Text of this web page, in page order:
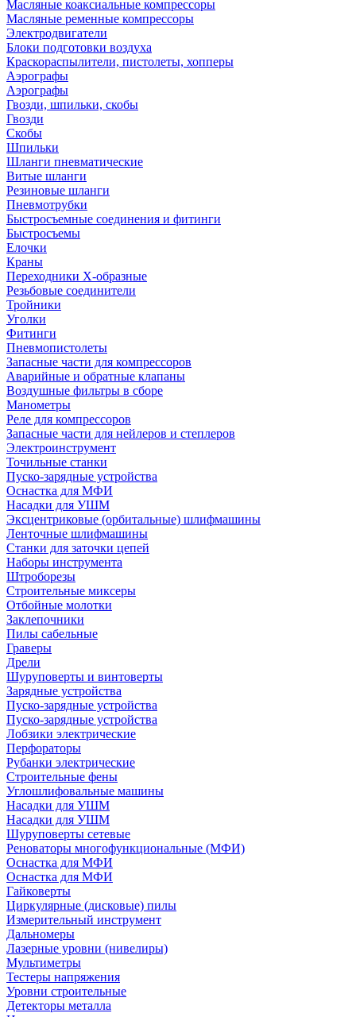
Масляные коаксиальные компрессоры
Масляные ременные компрессоры
Электродвигатели
Блоки подготовки воздуха
Краскораспылители, пистолеты, хопперы
Аэрографы
Аэрографы
Гвозди, шпильки, скобы
Гвозди
Скобы
Шпильки
Шланги пневматические
Витые шланги
Резиновые шланги
Пневмотрубки
Быстросъемные соединения и фитинги
Быстросъемы
Елочки
Краны
Переходники Х-образные
Резьбовые соединители
Тройники
Уголки
Фитинги
Пневмопистолеты
Запасные части для компрессоров
Аварийные и обратные клапаны
Воздушные фильтры в сборе
Манометры
Реле для компрессоров
Запасные части для нейлеров и степлеров
Электроинструмент
Точильные станки
Пуско-зарядные устройства
Оснастка для МФИ
Насадки для УШМ
Эксцентриковые (орбитальные) шлифмашины
Ленточные шлифмашины
Станки для заточки цепей
Наборы инструмента
Штроборезы
Строительные миксеры
Отбойные молотки
Заклепочники
Пилы сабельные
Граверы
Дрели
Шуруповерты и винтоверты
Зарядные устройства
Пуско-зарядные устройства
Пуско-зарядные устройства
Лобзики электрические
Перфораторы
Рубанки электрические
Строительные фены
Углошлифовальные машины
Насадки для УШМ
Насадки для УШМ
Шуруповерты сетевые
Реноваторы многофункциональные (МФИ)
Оснастка для МФИ
Оснастка для МФИ
Гайковерты
Циркулярные (дисковые) пилы
Измерительный инструмент
Дальномеры
Лазерные уровни (нивелиры)
Мультиметры
Тестеры напряжения
Уровни строительные
Детекторы металла